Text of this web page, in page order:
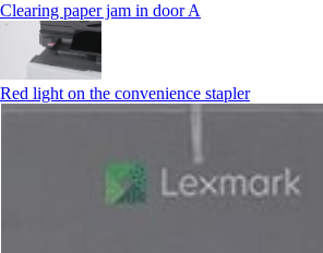
Clearing paper jam in door A
Red light on the convenience stapler